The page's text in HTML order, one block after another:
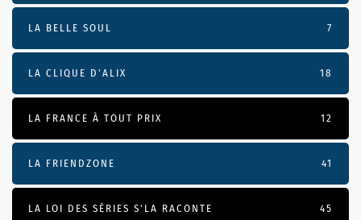
LA BELLE SOUL 7
LA CLIQUE D'ALIX 18
LA FRANCE À TOUT PRIX 12
LA FRIENDZONE 41
LA LOI DES SÉRIES S'LA RACONTE 45